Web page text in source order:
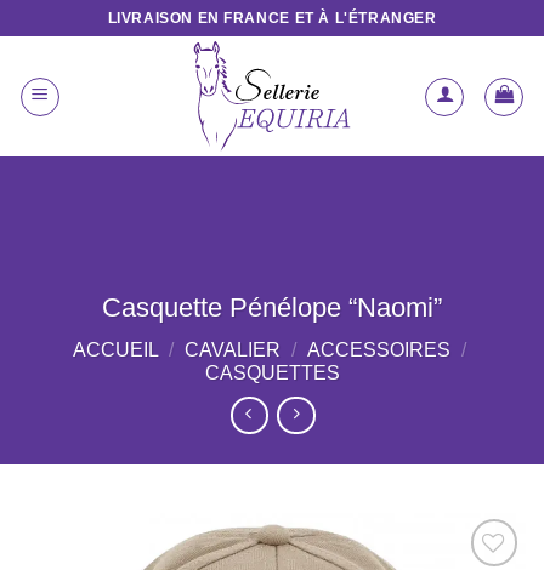
contenu
LIVRAISON EN FRANCE ET À L'ÉTRANGER
Casquette Pénélope “Naomi”
ACCUEIL / CAVALIER / ACCESSOIRES /
CASQUETTES